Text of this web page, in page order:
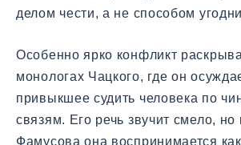
делом чести, а не способом
Особенно ярко конфликт
монологах Чацкого, где он
привыкшее судить человека по
связям. Его речь звучит смело, но
Фамусова она воспринимается